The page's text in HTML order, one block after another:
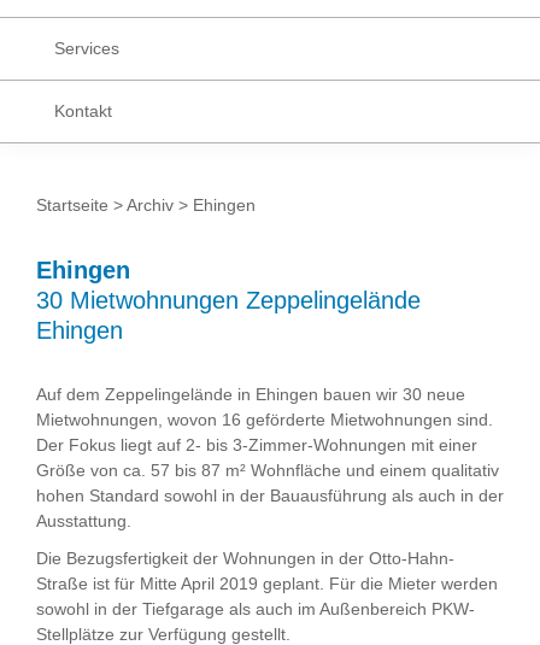
Services
Kontakt
Startseite >Archiv > Ehingen
Ehingen
30 Mietwohnungen Zeppelingelände
Ehingen
Auf dem Zeppelingelände in Ehingen bauen wir 30 neue
Mietwohnungen, wovon 16 geförderte Mietwohnungen sind.
Der Fokus liegt auf 2- bis 3-Zimmer-Wohnungen mit einer
Größe von ca. 57 bis 87 m² Wohnfläche und einem qualitativ
hohen Standard sowohl in der Bauausführung als auch in der
Ausstattung.
Die Bezugsfertigkeit der Wohnungen in der Otto-Hahn-
Straße ist für Mitte April 2019 geplant. Für die Mieter werden
sowohl in der Tiefgarage als auch im Außenbereich PKW-
Stellplätze zur Verfügung gestellt.